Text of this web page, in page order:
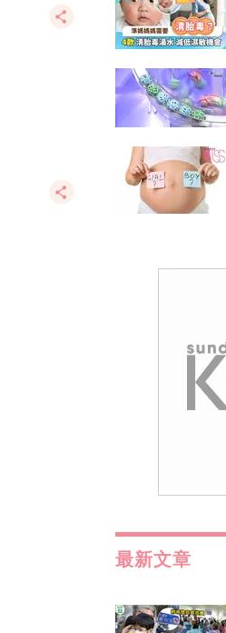
最新文章